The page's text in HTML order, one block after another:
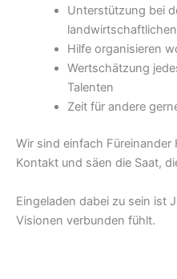
Unterstützung bei
Hilfe organisieren
Wertschätzung
Talenten
Zeit für andere
Wir sind einfach Füreinander
Kontakt und säen die Saat,
Eingeladen dabei zu sein ist
Visionen verbunden fühlt.